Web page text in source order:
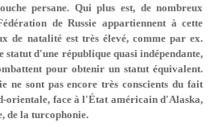
persane. Qui plus est, de nombreux
de Russie appartiennent à cette
de natalité est très élevé, comme par ex.
statut d'une république quasi indépendante,
pour obtenir un statut équivalent.
ne sont pas encore très conscients du fait
orientale, face à l'État américain d'Alaska,
de la turcophonie.